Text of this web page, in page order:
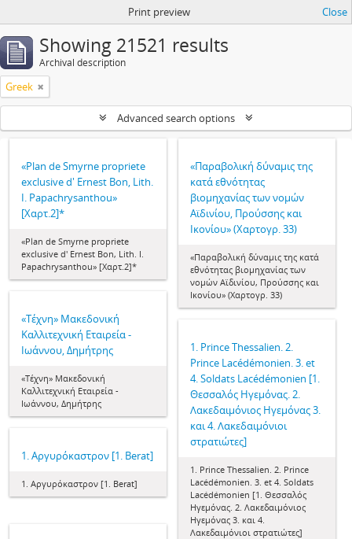
Print preview Close
Showing 21521 results
Archival description
Greek
Advanced search options
«Plan de Smyrne propriete
exclusive d' Ernest Bon, Lith.
I. Papachrysanthou»
[Χαρτ.2]*
«Plan de Smyrne propriete
exclusive d' Ernest Bon, Lith. I.
Papachrysanthou» [Χαρτ.2]*
«Παραβολική δύναμις της
κατά εθνότητας
βιομηχανίας των νομών
Αϊδινίου, Προύσσης και
Ικονίου» (Χαρτογρ. 33)
«Παραβολική δύναμις της κατά
εθνότητας βιομηχανίας των
νομών Αϊδινίου, Προύσσης και
Ικονίου» (Χαρτογρ. 33)
«Τέχνη» Μακεδονική
Καλλιτεχνική Εταιρεία -
Ιωάννου, Δημήτρης
«Τέχνη» Μακεδονική
Καλλιτεχνική Εταιρεία -
Ιωάννου, Δημήτρης
1. Prince Thessalien. 2.
Prince Lacédémonien. 3. et
4. Soldats Lacédémonien [1.
Θεσσαλός Ηγεμόνας. 2.
Λακεδαιμόνιος Ηγεμόνας 3.
και 4. Λακεδαιμόνιοι
στρατιώτες]
1. Prince Thessalien. 2. Prince
Lacédémonien. 3. et 4. Soldats
Lacédémonien [1. Θεσσαλός
Ηγεμόνας. 2. Λακεδαιμόνιος
Ηγεμόνας 3. και 4.
Λακεδαιμόνιοι στρατιώτες]
1. Αργυρόκαστρον [1. Berat]
1. Αργυρόκαστρον [1. Berat]